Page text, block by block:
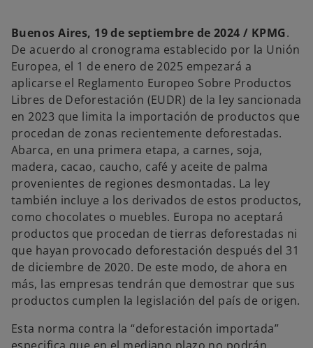
n
a
p
e
s
t
a
ñ
a
n
u
e
v
a
Buenos Aires, 19 de septiembre de 2024 / KPMG.
De acuerdo al cronograma establecido por la Unión
Europea, el 1 de enero de 2025 empezará a
aplicarse el Reglamento Europeo Sobre Productos
Libres de Deforestación (EUDR) de la ley sancionada
en 2023 que limita la importación de productos que
procedan de zonas recientemente deforestadas.
Abarca, en una primera etapa, a carnes, soja,
madera, cacao, caucho, café y aceite de palma
provenientes de regiones desmontadas. La ley
también incluye a los derivados de estos productos,
como chocolates o muebles. Europa no aceptará
productos que procedan de tierras deforestadas ni
que hayan provocado deforestación después del 31
de diciembre de 2020. De este modo, de ahora en
más, las empresas tendrán que demostrar que sus
productos cumplen la legislación del país de origen.
Esta norma contra la “deforestación importada”